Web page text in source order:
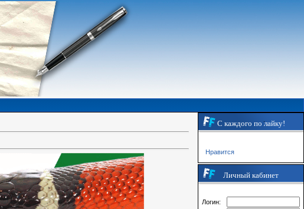
С каждого по лайку!
Нравится
Личный кабинет
Логин: